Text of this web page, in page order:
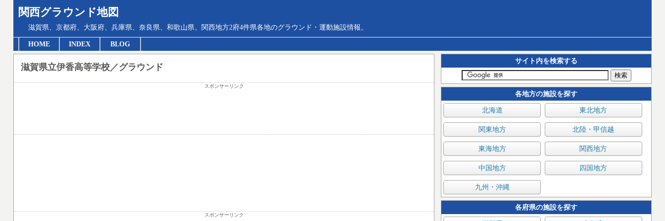
関西グラウンド地図
滋賀県、京都府、大阪府、兵庫県、奈良県、和歌山県、関西地方2府4件県各地のグラウンド・運動施設情報。
HOME INDEX BLOG
サイト内を検索する
各地方の施設を探す
北海道 東北地方
関東地方 北陸・甲信越
東海地方 関西地方
中国地方 四国地方
九州・沖縄
各府県の施設を探す
滋賀県立伊香高等学校／グラウンド
スポンサーリンク
スポンサーリンク